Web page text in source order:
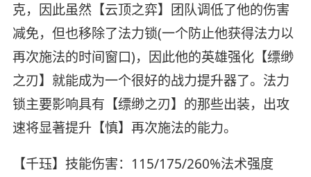
克，因此虽然【云顶之弈】团队调低了他的伤害
减免，但也移除了法力锁(一个防止他获得法力以
再次施法的时间窗口)，因此他的英雄强化【缥缈
之刃】就能成为一个很好的战力提升器了。法力
锁主要影响具有【缥缈之刃】的那些出装，出攻
速将显著提升【慎】再次施法的能力。
【千珏】技能伤害：115/175/260%法术强度